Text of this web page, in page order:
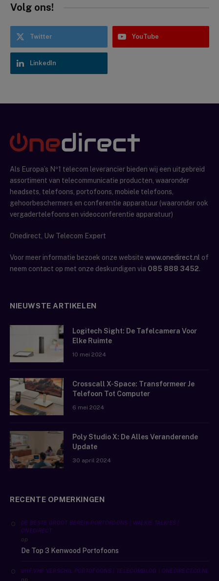
Volg ons!
Twitter YouTube
LinkedIn
Als Europa’s Nº1 telecom leverancier bieden wij een uitgebreid
assortiment van telecommunicatie producten, waaronder
headsets, telefoons, portofoons, mobiele telefoons,
gehoorbeschermers en conferentie apparatuur (waaronder ook
vergadertelefoons en videoconferentie apparatuur)
Onedirect, Uw Telecom Expert
Voor meer informatie bezoek onze website www.onedirect.nl of
neem contact op met onze deskundigen via 085 888 3452.
NIEUWSTE ARTIKELEN
Logitech Sight: De Tafelcamera Voor
Elke Ruimte
10 mei 2024
Crosscall X-Space: Transformeer Je
Telefoon Tot Computer
6 mei 2024
Poly Studio X: De Alles Veranderende
Update
30 april 2024
RECENTE OPMERKINGEN
DE BESTE GROOT BEREIK PORTOFOONS | WALKIE TALKIES |
ONEDIRECT
op
De Top 3 Kenwood Portofoons
UHF VHF VERSCHIL PORTOFOONS | TELECOMBLOG | ONEDIRECT.CO.NL
op